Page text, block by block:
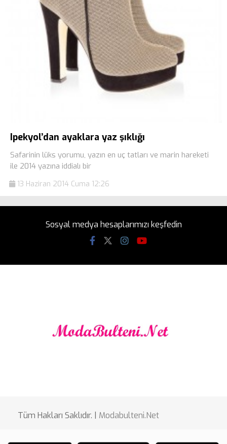
Ipekyol’dan ayaklara yaz şıklığı
Safarinin lüks yorumu, yazın en uç tatları ve marin hareketi
ile 2014 yazına iddialı bir
13 Haziran 2014 Cuma 12:26
Sosyal medya hesaplarımızı keşfedin
Tüm Hakları Saklıdır. | Modabulteni.Net